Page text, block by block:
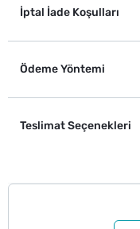
İptal İade Koşulları
Ödeme Yöntemi
Teslimat Seçenekleri